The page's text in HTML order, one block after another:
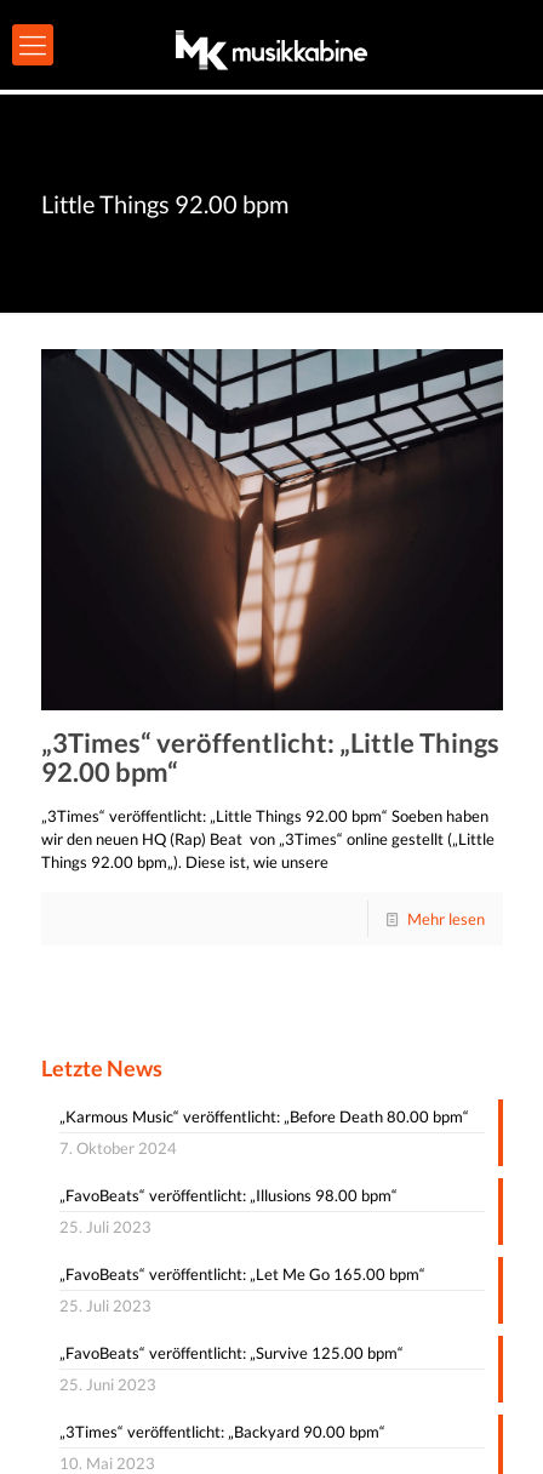
Little Things 92.00 bpm
„3Times“ veröffentlicht: „Little Things
92.00 bpm“
„3Times“ veröffentlicht: „Little Things 92.00 bpm“ Soeben haben
wir den neuen HQ (Rap) Beat von „3Times“ online gestellt („Little
Things 92.00 bpm„). Diese ist, wie unsere
Mehr lesen
Letzte News
„Karmous Music“ veröffentlicht: „Before Death 80.00 bpm“
7. Oktober 2024
„FavoBeats“ veröffentlicht: „Illusions 98.00 bpm“
25. Juli 2023
„FavoBeats“ veröffentlicht: „Let Me Go 165.00 bpm“
25. Juli 2023
„FavoBeats“ veröffentlicht: „Survive 125.00 bpm“
25. Juni 2023
„3Times“ veröffentlicht: „Backyard 90.00 bpm“
10. Mai 2023